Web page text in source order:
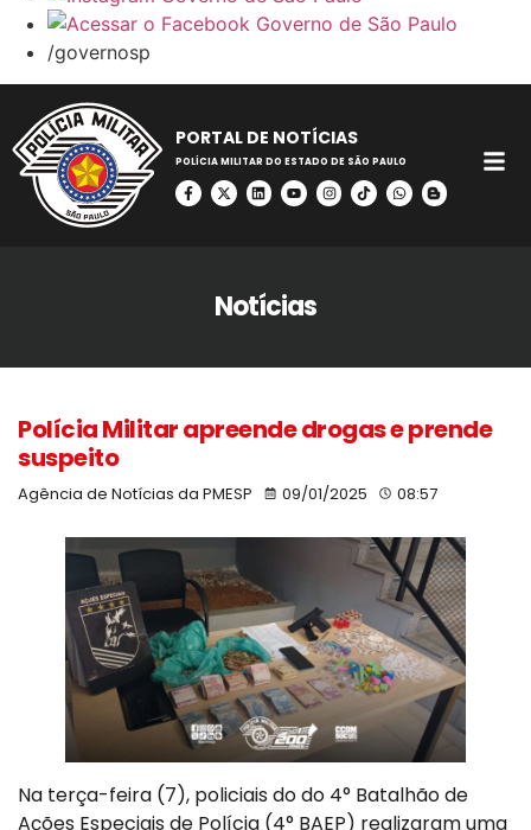
/governosp
PORTAL DE NOTÍCIAS
POLÍCIA MILITAR DO ESTADO DE SÃO PAULO
Notícias
Polícia Militar apreende drogas e prende
suspeito
Agência de Notícias da PMESP 09/01/2025 08:57
Na terça-feira (7), policiais do do 4° Batalhão de
Ações Especiais de Polícia (4° BAEP) realizaram uma